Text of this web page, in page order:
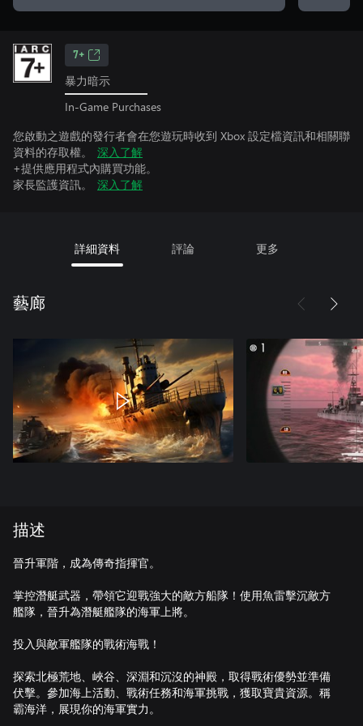
7+
暴力暗示
In-Game Purchases
您啟動之遊戲的發行者會在您遊玩時收到 Xbox 設定檔資訊和相關聯
資料的存取權。
深入了解
+提供應用程式內購買功能。
家長監護資訊。
深入了解
詳細資料 評論 更多
藝廊
描述
晉升軍階，成為傳奇指揮官。
掌控潛艇武器，帶領它迎戰強大的敵方船隊！使用魚雷擊沉敵方
艦隊，晉升為潛艇艦隊的海軍上將。
投入與敵軍艦隊的戰術海戰！
探索北極荒地、峽谷、深淵和沉沒的神殿，取得戰術優勢並準備
伏擊。參加海上活動、戰術任務和海軍挑戰，獲取寶貴資源。稱
霸海洋，展現你的海軍實力。